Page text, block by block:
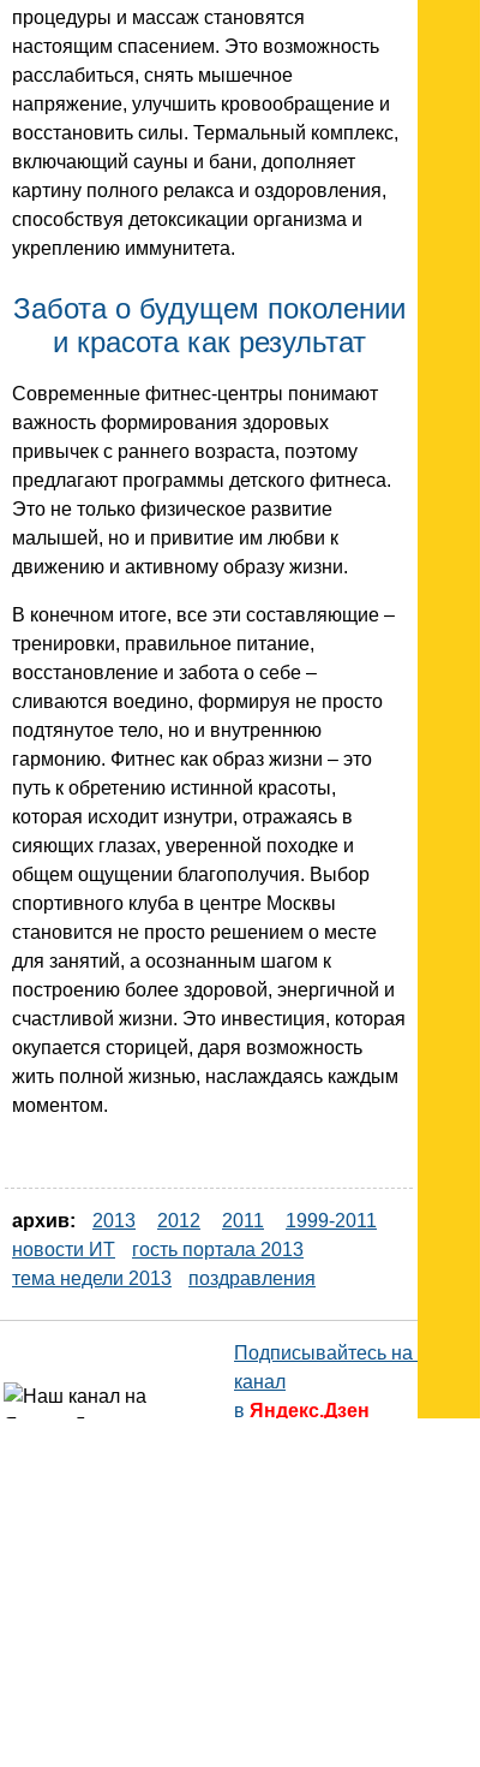
процедуры и массаж становятся
настоящим спасением. Это возможность
расслабиться, снять мышечное
напряжение, улучшить кровообращение и
восстановить силы. Термальный комплекс,
включающий сауны и бани, дополняет
картину полного релакса и оздоровления,
способствуя детоксикации организма и
укреплению иммунитета.
Забота о будущем поколении
и красота как результат
Современные фитнес-центры понимают
важность формирования здоровых
привычек с раннего возраста, поэтому
предлагают программы детского фитнеса.
Это не только физическое развитие
малышей, но и привитие им любви к
движению и активному образу жизни.
В конечном итоге, все эти составляющие –
тренировки, правильное питание,
восстановление и забота о себе –
сливаются воедино, формируя не просто
подтянутое тело, но и внутреннюю
гармонию. Фитнес как образ жизни – это
путь к обретению истинной красоты,
которая исходит изнутри, отражаясь в
сияющих глазах, уверенной походке и
общем ощущении благополучия. Выбор
спортивного клуба в центре Москвы
становится не просто решением о месте
для занятий, а осознанным шагом к
построению более здоровой, энергичной и
счастливой жизни. Это инвестиция, которая
окупается сторицей, даря возможность
жить полной жизнью, наслаждаясь каждым
моментом.
архив: 2013 2012 2011
1999-2011
новости ИТ
гость портала 2013
тема недели 2013
поздравления
Подписывайтесь на наш
канал
в Яндекс.Дзен